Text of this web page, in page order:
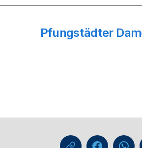
Pfungstädter